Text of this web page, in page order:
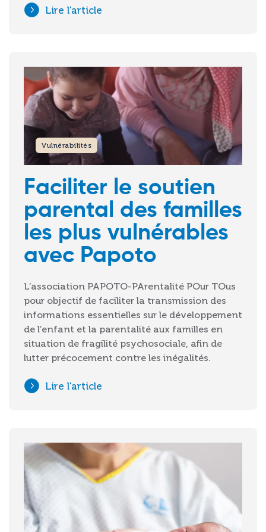
Lire l'article
Image
Vulnérabilités
Faciliter le soutien
parental des familles
les plus vulnérables
avec Papoto
L’association PAPOTO-PArentalité POur TOus
pour objectif de faciliter la transmission des
informations essentielles sur le développement
de l’enfant et la parentalité aux familles en
situation de fragilité psychosociale, afin de
lutter précocement contre les inégalités.
Lire l'article
Image